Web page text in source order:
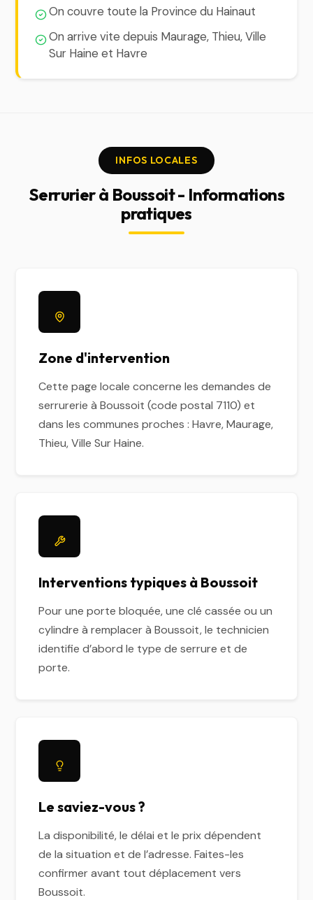
On couvre toute la Province du Hainaut
On arrive vite depuis Maurage, Thieu, Ville
Sur Haine et Havre
INFOS LOCALES
Serrurier à Boussoit - Informations
pratiques
Zone d'intervention
Cette page locale concerne les demandes de
serrurerie à Boussoit (code postal 7110) et
dans les communes proches : Havre, Maurage,
Thieu, Ville Sur Haine.
Interventions typiques à Boussoit
Pour une porte bloquée, une clé cassée ou un
cylindre à remplacer à Boussoit, le technicien
identifie d’abord le type de serrure et de
porte.
Le saviez-vous ?
La disponibilité, le délai et le prix dépendent
de la situation et de l’adresse. Faites-les
confirmer avant tout déplacement vers
Boussoit.